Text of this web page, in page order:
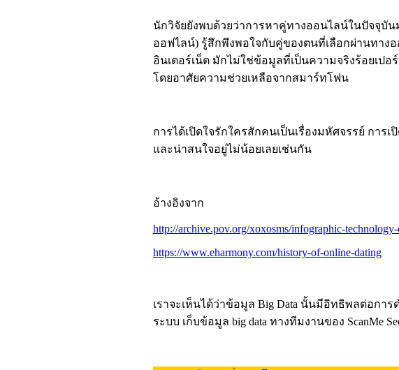
นักวิจัยยังพบด้วยว่าการหาคู่ทางออนไลน์ในปัจจุบั
ออฟไลน์) รู้สึกพึงพอใจกับคู่ของตนที่เลือกผ่านทาง
อินเตอร์เน็ต มักไม่ใช่ข้อมูลที่เป็นความจริงร้อยเป
โดยอาศัยความช่วยเหลือจากสมาร์ทโฟน
การได้เปิดใจรักใครสักคนเป็นเรื่องมหัศจรรย์ การ
และน่าสนใจอยู่ไม่น้อยเลยเช่นกัน
อ้างอิงจาก
http://archive.pov.org/xoxosms/infographic-
https://www.eharmony.com/history-of-online-dating
เราจะเห็นได้ว่าข้อมูล Big Data นั้นมีอิทธิพลต่อก
ระบบ เก็บข้อมูล big data ทางทีมงานของ ScanMe